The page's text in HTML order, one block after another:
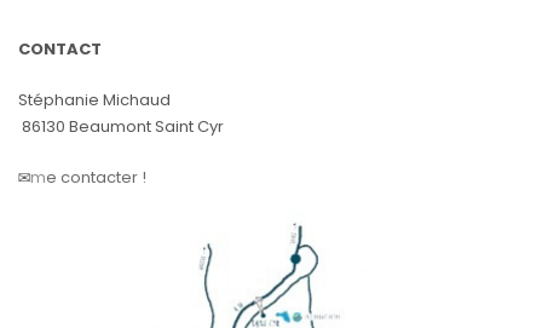
CONTACT
Stéphanie Michaud
86130 Beaumont Saint Cyr
✉️me contacter !